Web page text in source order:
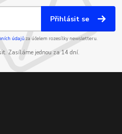
Přihlásit se
údajůza účelem rozesílky newsletteru.
Zasíláme jednou za 14 dní.